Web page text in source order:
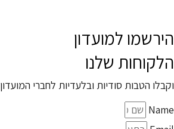
הירשמו למועדון
הלקוחות שלנו
וקבלו הטבות סודיות ובלעדיות לחברי המועדון
Name